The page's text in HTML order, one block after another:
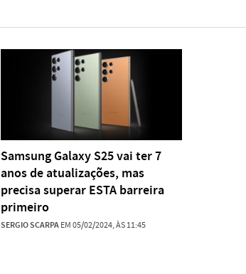
Samsung Galaxy S25 vai ter 7
anos de atualizações, mas
precisa superar ESTA barreira
primeiro
SERGIO SCARPAEM 05/02/2024, ÀS 11:45